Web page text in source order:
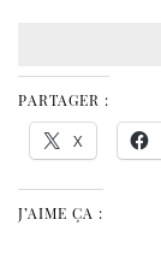
PARTAGER :
X
J’AIME ÇA :